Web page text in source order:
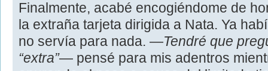
Finalmente, acabé encogiéndome de
la extraña tarjeta dirigida a Nata. Ya
no servía para nada. ―Tendré que
“extra”― pensé para mis adentros